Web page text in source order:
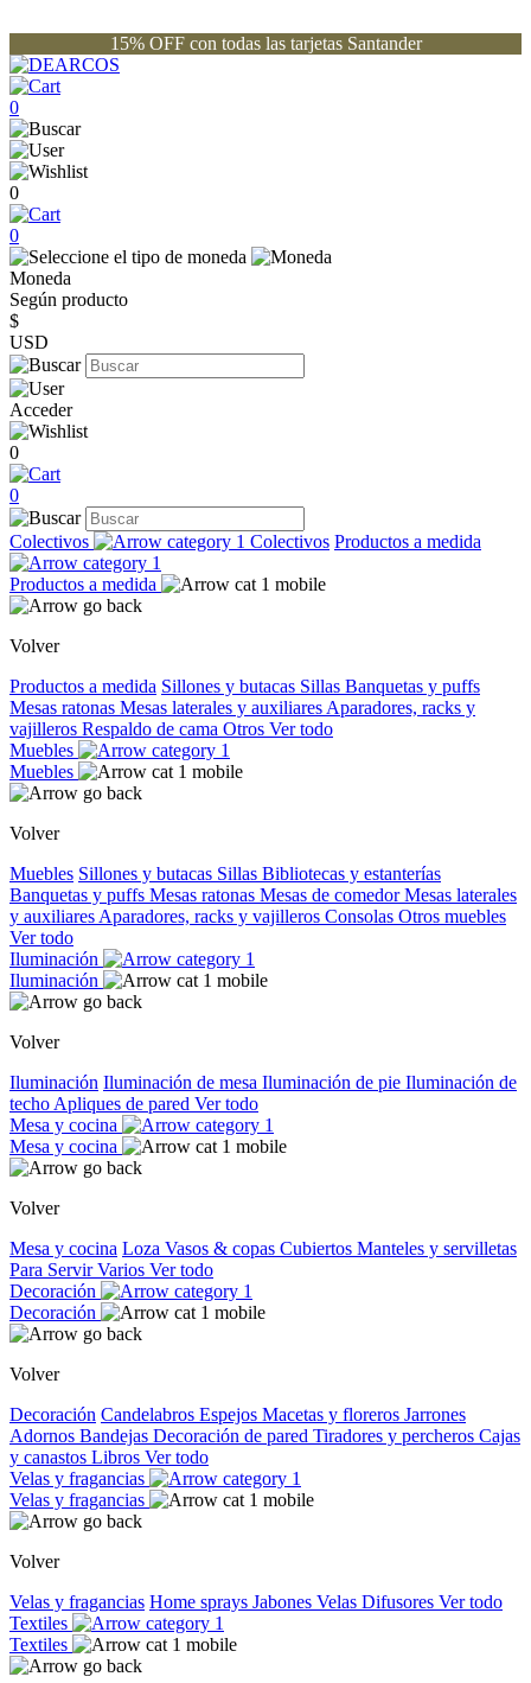
15% OFF con todas las tarjetas Santander
0
0
0
Moneda
Según producto
$
USD
Acceder
0
0
Colectivos Colectivos Productos a medida
Productos a medida
Volver
Productos a medida Sillones y butacas Sillas Banquetas y puffs
Mesas ratonas Mesas laterales y auxiliares Aparadores, racks y
vajilleros Respaldo de cama Otros Ver todo
Muebles
Muebles
Volver
Muebles Sillones y butacas Sillas Bibliotecas y estanterías
Banquetas y puffs Mesas ratonas Mesas de comedorMesas laterales
y auxiliares Aparadores, racks y vajilleros Consolas Otros muebles
Ver todo
Iluminación
Iluminación
Volver
Iluminación Iluminación de mesa Iluminación de pie Iluminación de
techo Apliques de pared Ver todo
Mesa y cocina
Mesa y cocina
Volver
Mesa y cocina Loza Vasos & copas Cubiertos Manteles y servilletas
Para ServirVarios Ver todo
Decoración
Decoración
Volver
Decoración Candelabros Espejos Macetas y floreros Jarrones
Adornos Bandejas Decoración de pared Tiradores y percheros Cajas
y canastos Libros Ver todo
Velas y fragancias
Velas y fragancias
Volver
Velas y fragancias Home sprays Jabones Velas Difusores Ver todo
Textiles
Textiles